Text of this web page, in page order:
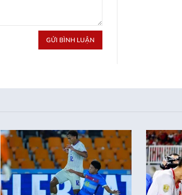
GỬI BÌNH LUẬN